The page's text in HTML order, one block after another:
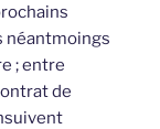
néantmoings
; entre
de